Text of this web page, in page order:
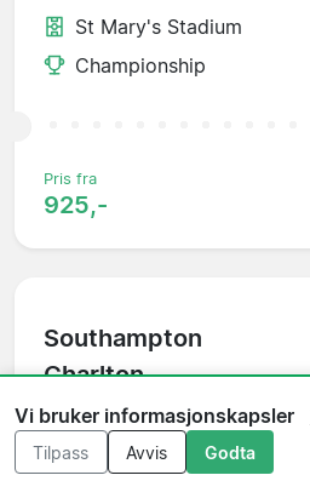
St Mary's Stadium
Championship
Pris fra
925,-
Southampton
Charlton
St Mary's Stadium
Championship
Vi bruker informasjonskapsler
Tilpass
Avvis Godta